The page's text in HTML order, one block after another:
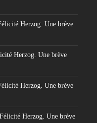
Herzog. Une brève
Herzog. Une brève
Herzog. Une brève
Félicité Herzog. Une brève